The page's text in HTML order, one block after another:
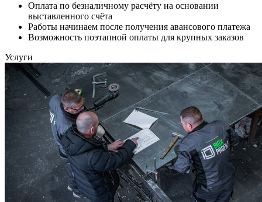
Оплата по безналичному расчёту на основании
выставленного счёта
Работы начинаем после получения авансового платежа
Возможность поэтапной оплаты для крупных заказов
Услуги